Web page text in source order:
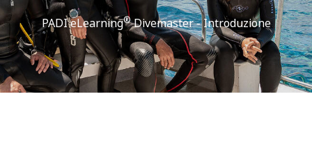
PADI eLearning®Divemaster - Introduzione